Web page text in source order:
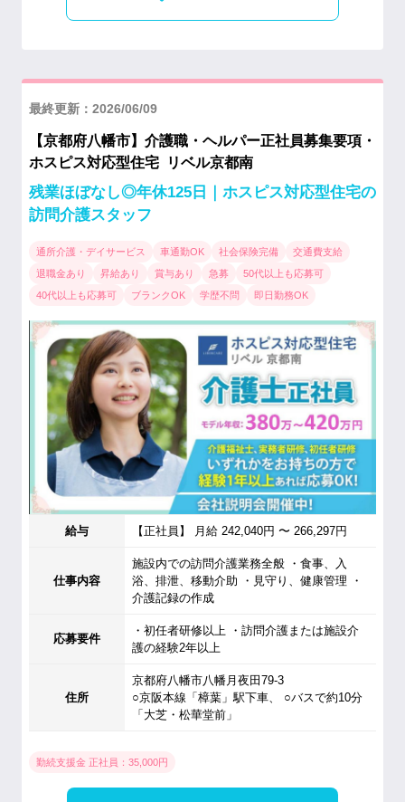
最終更新：2026/06/09
【京都府八幡市】介護職・ヘルパー正社員募集要項・
ホスピス対応型住宅 リベル京都南
残業ほぼなし◎年休125日｜ホスピス対応型住宅の
訪問介護スタッフ
通所介護・デイサービス 車通勤OK 社会保険完備
交通費支給
退職金あり
昇給あり 賞与あり 急募
50代以上も応募可
40代以上も応募可
ブランクOK 学歴不問 即日勤務OK
給与 【正社員】 月給 242,040円 〜 266,297円
仕事内容
施設内での訪問介護業務全般 ・食事、入
浴、排泄、移動介助 ・見守り、健康管理 ・
介護記録の作成
応募要件
・初任者研修以上 ・訪問介護または施設介
護の経験2年以上
住所
京都府八幡市八幡月夜田79-3
○京阪本線「樟葉」駅下車、 ○バスで約10分
「大芝・松華堂前」
勤続支援金 正社員：35,000円